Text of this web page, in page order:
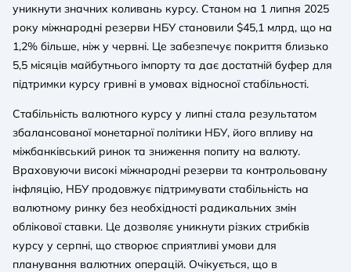
уникнути значних коливань курсу. Станом на 1 липня 2025
року міжнародні резерви НБУ становили $45,1 млрд, що на
1,2% більше, ніж у червні. Це забезпечує покриття близько
5,5 місяців майбутнього імпорту та дає достатній буфер для
підтримки курсу гривні в умовах відносної стабільності.
Стабільність валютного курсу у липні стала результатом
збалансованої монетарної політики НБУ, його впливу на
міжбанківський ринок та зниження попиту на валюту.
Враховуючи високі міжнародні резерви та контрольовану
інфляцію, НБУ продовжує підтримувати стабільність на
валютному ринку без необхідності радикальних змін
облікової ставки. Це дозволяє уникнути різких стрибків
курсу у серпні, що створює сприятливі умови для
планування валютних операцій. Очікується, що в